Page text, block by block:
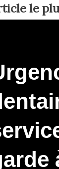
le